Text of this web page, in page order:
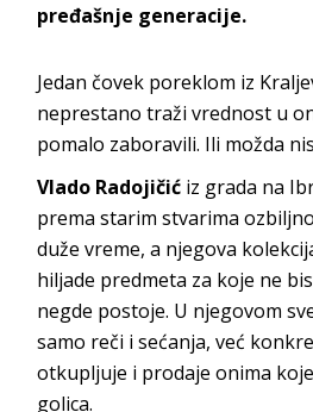
pređašnje generacije.
Jedan čovek poreklom iz
neprestano traži vrednost u
pomalo zaboravili. Ili možda
Vlado Radojičić iz grada na
prema starim stvarima
duže vreme, a njegova
hiljade predmeta za koje ne
negde postoje. U njegovom
samo reči i sećanja, već
otkupljuje i prodaje onima
golica.